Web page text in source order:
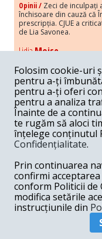
Opinii / Zeci de inculpați
închisoare din cauză că
prescripția. CJUE a
de Lia Savonea.
LidiaMoise
Costurile economice
Opinii / Economia nu
susținerii intereselor
obsesia menținerii
Melania Cincea
Noi puseuri de
„neaoși”
Periodic, în
mesaje xenofobe la
anumit grup politico-
ArmandGosu
Unirea cu Moldova:
Unirea cu
amenințării haosului și
Folosim cookie-uri
pentru a-ți
pentru a-ți oferi
pentru a analiza
Înainte de a
te rugăm să aloci
înțelege conținutul
Confidențialitate.
Prin continuarea
confirmi
conform Politicii de
modifica setările
instrucțiunile din